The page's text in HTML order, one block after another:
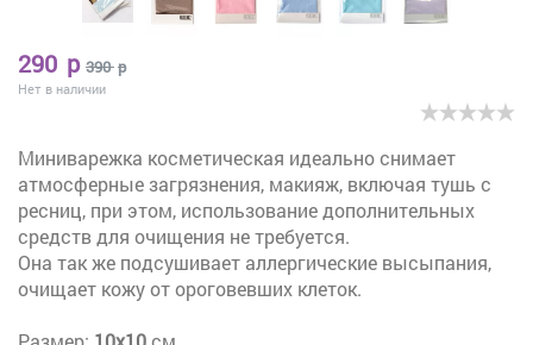
290 p 390 p
Нет в наличии
Миниварежка косметическая идеально снимает
атмосферные загрязнения, макияж, включая тушь с
ресниц, при этом, использование дополнительных
средств для очищения не требуется.
Она так же подсушивает аллергические высыпания,
очищает кожу от ороговевших клеток.